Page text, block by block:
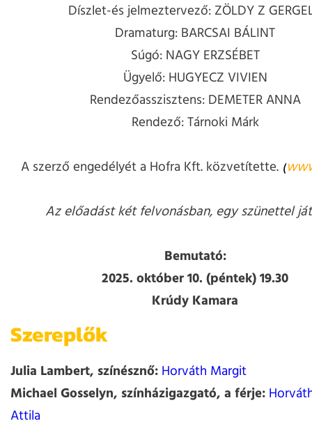
Díszlet-és jelmeztervező: ZÖLDY Z
Dramaturg: BARCSAI BÁLINT
Súgó: NAGY ERZSÉBET
Ügyelő: HUGYECZ VIVIEN
Rendezőasszisztens: DEMETER ANNA
Rendező: Tárnoki Márk
A szerző engedélyét a Hofra Kft. közvetítette. (
Az előadást két felvonásban, egy szünettel
Bemutató:
2025. október 10. (péntek) 19.30
Krúdy Kamara
Szereplők
Julia Lambert, színésznő:Horváth Margit
Michael Gosselyn, színházigazgató, a férje:
Attila